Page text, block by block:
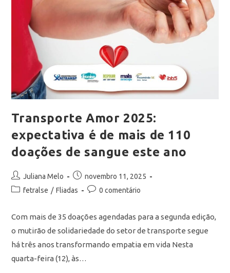
Transporte Amor 2025:
expectativa é de mais de 110
doações de sangue este ano
Juliana Melo
novembro 11, 2025
fetralse / Fliadas 0 comentário
Com mais de 35 doações agendadas para a segunda edição,
o mutirão de solidariedade do setor de transporte segue
há três anos transformando empatia em vida Nesta
quarta-feira (12), às…